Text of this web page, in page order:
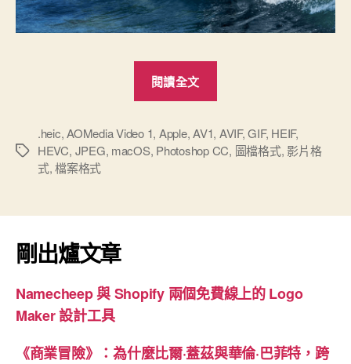
閱讀全文
檔
格
標
.heic,AOMedia Video 1, Apple,AV1, AVIF,GIF, HEIF,
HEVC, JPEG, macOS, Photoshop CC, 圖檔格式, 影片格
式,檔案格式
剛出爐文章
Namecheep 與 Shopify 兩個免費線上的 Logo
Maker 設計工具
《商業冒險》：為什麼比爾·蓋茲與華倫·巴菲特，跨